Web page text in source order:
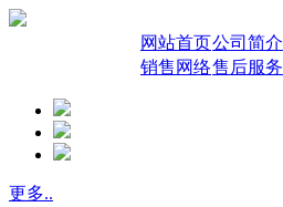
网站首页公司简介
销售网络售后服务
更多..